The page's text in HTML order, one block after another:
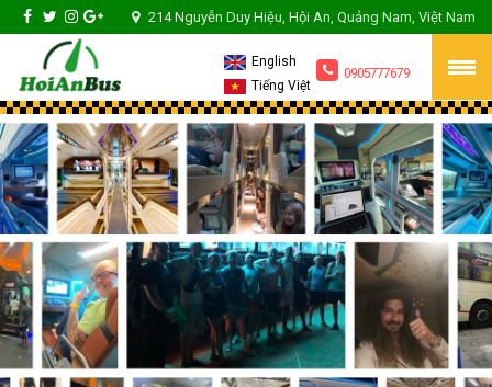
214 Nguyễn Duy Hiệu, Hội An, Quảng Nam, Việt Nam
English
Tiếng Việt
0905777679